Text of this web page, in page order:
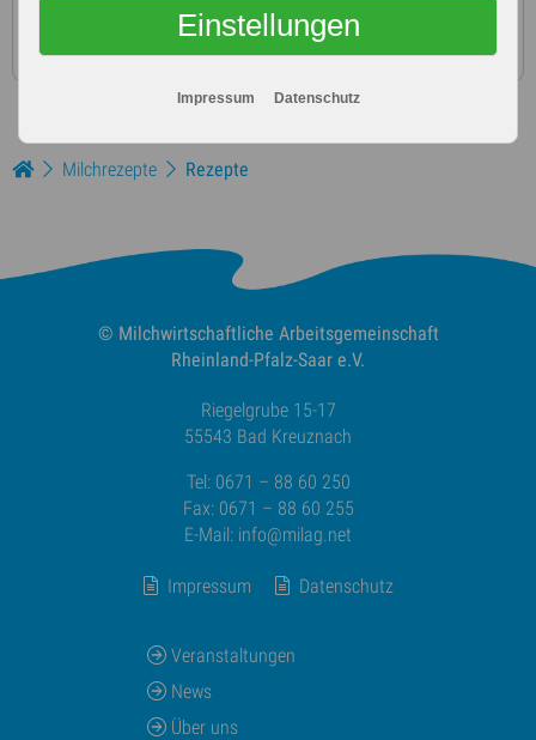
und Salz abschmecken.
Milchrezepte Rezepte
© Milchwirtschaftliche Arbeitsgemeinschaft
Rheinland-Pfalz-Saar e.V.
Riegelgrube 15-17
55543 Bad Kreuznach
Tel: 0671 – 88 60 250
Fax: 0671 – 88 60 255
E-Mail: info@milag.net
Impressum Datenschutz
Veranstaltungen
News
Über uns
Impressum Datenschutz
Einstellungen